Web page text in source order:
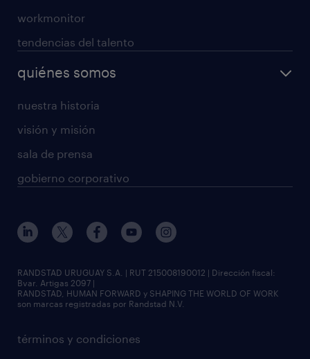
workmonitor
tendencias del talento
quiénes somos
nuestra historia
visión y misión
sala de prensa
gobierno corporativo
términos y condiciones
RANDSTAD URUGUAY S.A. | RUT 215008190012 | Dirección fiscal:
Bvar. Artigas 2097 |
RANDSTAD, HUMAN FORWARD y SHAPING THE WORLD OF WORK
son marcas registradas por Randstad N.V.